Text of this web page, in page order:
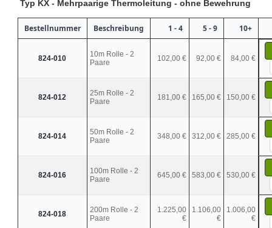
Typ KX - Mehrpaarige Thermoleitung - ohne Bewehrung
Bestellnummer Beschreibung 1 - 4 5 - 9 10+
824-010
10m Rolle - 2
Paare
102,00 € 92,00 € 84,00 €
824-012
25m Rolle - 2
Paare
181,00 € 165,00 € 150,00 €
824-014
50m Rolle - 2
Paare
348,00 € 312,00 € 285,00 €
824-016
100m Rolle - 2
Paare
645,00 € 583,00 € 530,00 €
824-018
200m Rolle - 2
Paare
1.225,00
€
1.106,00
€
1.006,00
€